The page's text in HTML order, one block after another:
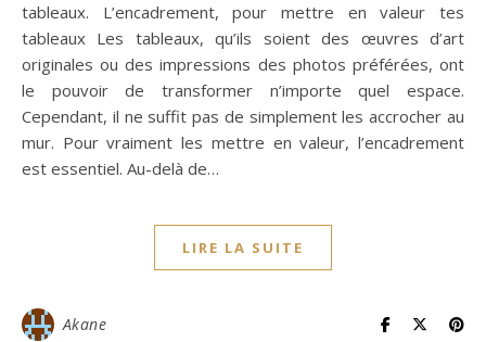
tableaux. L’encadrement, pour mettre en valeur tes
tableaux Les tableaux, qu’ils soient des œuvres d’art
originales ou des impressions des photos préférées, ont
le pouvoir de transformer n’importe quel espace.
Cependant, il ne suffit pas de simplement les accrocher au
mur. Pour vraiment les mettre en valeur, l’encadrement
est essentiel. Au-delà de…
LIRE LA SUITE
Akane